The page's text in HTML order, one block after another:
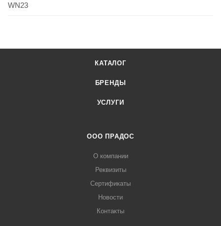
WN23
КАТАЛОГ
БРЕНДЫ
УСЛУГИ
ООО ПРАДОС
О компании
Реквизиты
Сертификаты
Новости
Контакты